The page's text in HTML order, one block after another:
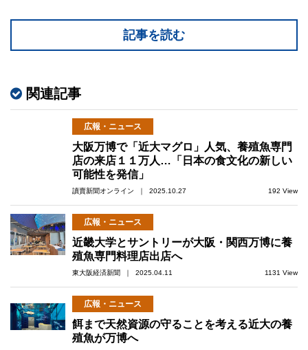
記事を読む
関連記事
広報・ニュース
大阪万博で「近大マグロ」人気、養殖魚専門
店の来店１１万人…「日本の食文化の新しい
可能性を発信」
讀賣新聞オンライン ｜ 2025.10.27 192 View
広報・ニュース
近畿大学とサントリーが大阪・関西万博に養
殖魚専門料理店出店へ
東大阪経済新聞 ｜ 2025.04.11 1131 View
広報・ニュース
餌まで天然資源の守ることを考える近大の養
殖魚が万博へ